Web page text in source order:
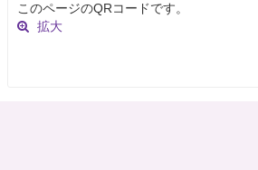
このページのQRコードです。
拡大